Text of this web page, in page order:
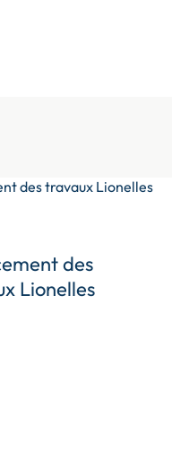
des
Lionelles